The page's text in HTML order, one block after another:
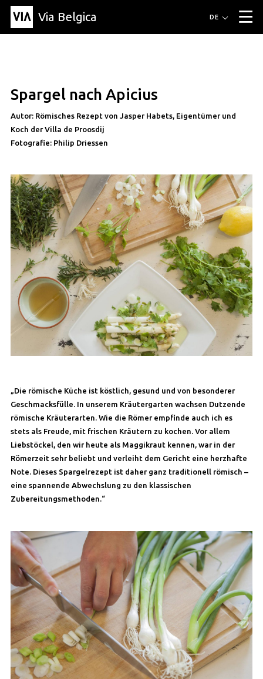
Via Belgica ▼
Artikel
Bildung
Rezept
Freunde
Über Via Belgica
Organisation
DE
rezept
Spargel nach Apicius
Autor: Römisches Rezept von Jasper Habets, Eigentümer und
Koch der Villa de Proosdij
Fotografie: Philip Driessen
„Die römische Küche ist köstlich, gesund und von besonderer
Geschmacksfülle. In unserem Kräutergarten wachsen Dutzende
römische Kräuterarten. Wie die Römer empfinde auch ich es
stets als Freude, mit frischen Kräutern zu kochen. Vor allem
Liebstöckel, den wir heute als Maggikraut kennen, war in der
Römerzeit sehr beliebt und verleiht dem Gericht eine herzhafte
Note. Dieses Spargelrezept ist daher ganz traditionell römisch –
eine spannende Abwechslung zu den klassischen
Zubereitungsmethoden.“